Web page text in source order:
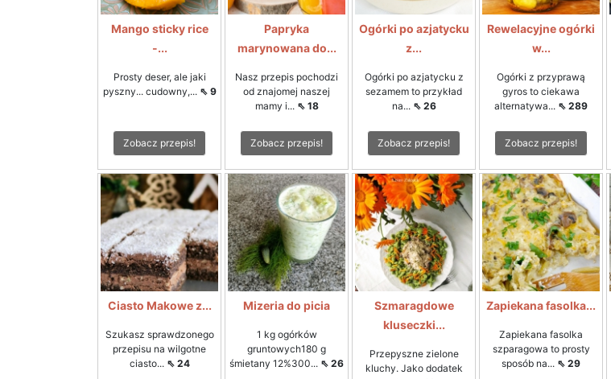
Mango sticky rice
-...
Prosty deser, ale jaki
pyszny... cudowny,... ⇖ 9
Zobacz przepis!
Papryka
marynowana do...
Nasz przepis pochodzi
od znajomej naszej
mamy i... ⇖ 18
Zobacz przepis!
Ogórki po azjatycku
z...
Ogórki po azjatycku z
sezamem to przykład
na... ⇖ 26
Zobacz przepis!
Rewelacyjne ogórki
w...
Ogórki z przyprawą
gyros to ciekawa
alternatywa... ⇖ 289
Zobacz przepis!
Ciasto Makowe z...
Szukasz sprawdzonego
przepisu na wilgotne
ciasto... ⇖ 24
Mizeria do picia
1 kg ogórków
gruntowych180 g
śmietany 12%300... ⇖ 26
Szmaragdowe
kluseczki...
Przepyszne zielone
kluchy. Jako dodatek
Zapiekana fasolka...
Zapiekana fasolka
szparagowa to prosty
sposób na... ⇖ 29